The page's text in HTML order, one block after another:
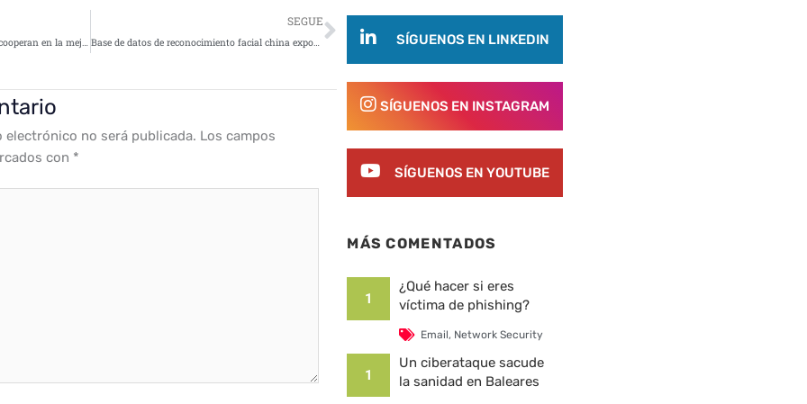
G+D Mobile Security y SIMCOM cooperan en la mejora de la seguridad de los coches conectados
SEGUE
Base de datos de reconocimiento facial china expone 2,5 millones de personas
Siguiente
electrónico no será publicada. Los campos
con *
SÍGUENOS EN LINKEDIN
SÍGUENOS EN INSTAGRAM
SÍGUENOS EN YOUTUBE
MÁS COMENTADOS
1
¿Qué hacer si eres
víctima de phishing?
Email, Network Security
1
Un ciberataque sacude
la sanidad en Baleares